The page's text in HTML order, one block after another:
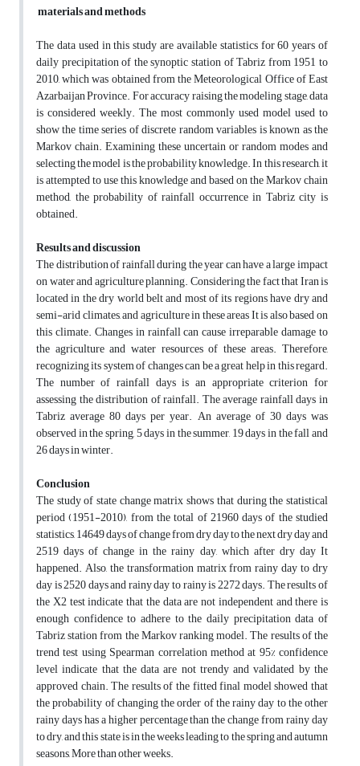
materials and methods
The data used in this study are available statistics for 60 years of
daily precipitation of the synoptic station of Tabriz from 1951 to
2010, which was obtained from the Meteorological Office of East
Azarbaijan Province. For accuracy raising the modeling stage, data
is considered weekly. The most commonly used model used to
show the time series of discrete random variables is known as the
Markov chain. Examining these uncertain or random modes and
selecting the model is the probability knowledge. In this research, it
is attempted to use this knowledge and based on the Markov chain
method, the probability of rainfall occurrence in Tabriz city is
obtained.
Results and discussion
The distribution of rainfall during the year can have a large impact
on water and agriculture planning. Considering the fact that Iran is
located in the dry world belt and most of its regions have dry and
semi-arid climates, and agriculture in these areas It is also based on
this climate. Changes in rainfall can cause irreparable damage to
the agriculture and water resources of these areas. Therefore,
recognizing its system of changes can be a great help in this regard.
The number of rainfall days is an appropriate criterion for
assessing the distribution of rainfall. The average rainfall days in
Tabriz average 80 days per year. An average of 30 days was
observed in the spring, 5 days in the summer, 19 days in the fall and
26 days in winter.
Conclusion
The study of state change matrix shows that during the statistical
period (1951-2010), from the total of 21960 days of the studied
statistics, 14649 days of change from dry day to the next dry day and
2519 days of change in the rainy day, which after dry day It
happened. Also, the transformation matrix from rainy day to dry
day is 2520 days and rainy day to rainy is 2272 days. The results of
the X2 test indicate that the data are not independent and there is
enough confidence to adhere to the daily precipitation data of
Tabriz station from the Markov ranking model. The results of the
trend test using Spearman correlation method at 95% confidence
level indicate that the data are not trendy and validated by the
approved chain. The results of the fitted final model showed that
the probability of changing the order of the rainy day to the other
rainy days has a higher percentage than the change from rainy day
to dry, and this state is in the weeks leading to the spring and autumn
seasons, More than other weeks.